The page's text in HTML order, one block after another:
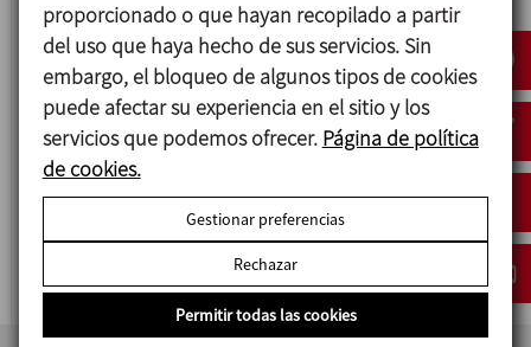
8050
MIRILLA PLANA DIN
proporcionado o que hayan recopilado a partir
del uso que haya hecho de sus servicios. Sin
embargo, el bloqueo de algunos tipos de cookies
puede afectar su experiencia en el sitio y los
servicios que podemos ofrecer. Página de política
de cookies.
Gestionar preferencias
Rechazar
Permitir todas las cookies